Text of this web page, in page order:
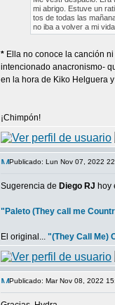
mi abrigo. Estuve un
tos de todas las
no iba a volver a mi
* Ella no conoce la canción
intencionado anacronismo-
en la hora de Kiko Helguera
¡Chimpón!
Publicado: Lun Nov 07, 2022
Sugerencia de Diego RJ hoy
"Paleto (They call me
El original... "(They Call Me)
Publicado: Mar Nov 08, 2022